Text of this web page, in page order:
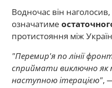
Водночас він
означатиме
протистояння між
"Перемир'я по лінії
сприймати виключно як
наступною ітерацією",